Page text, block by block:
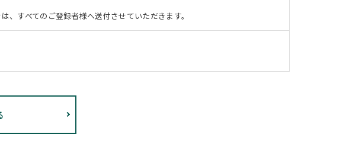
すべてのご登録者様へ送付させていただきます。